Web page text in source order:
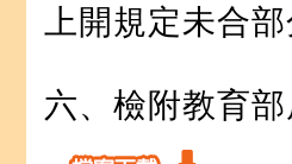
上開規定未合
六、檢附教育